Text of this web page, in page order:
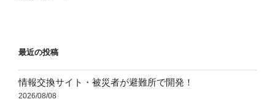
ン
最近の投稿
情報交換サイト・被災者が避難所で開発！
2026/08/08